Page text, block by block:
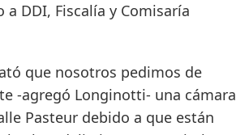
DDI, Fiscalía y Comisaría
que nosotros pedimos de
-agregó Longinotti- una cámara
Pasteur debido a que están